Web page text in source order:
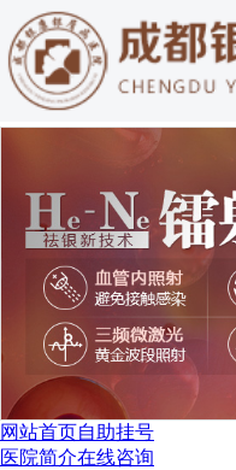
网站首页自助挂号
医院简介在线咨询